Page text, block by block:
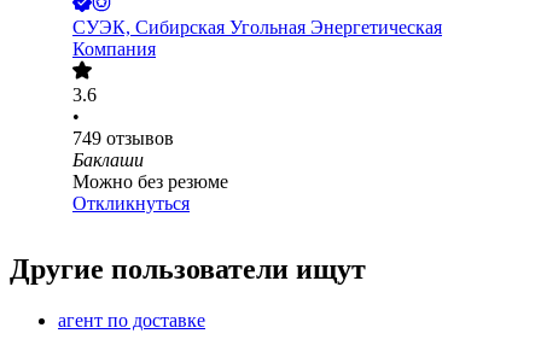
СУЭК, Сибирская Угольная Энергетическая
Компания
3.6
•
749 отзывов
Баклаши
Можно без резюме
Откликнуться
Другие пользователи ищут
агент по доставке